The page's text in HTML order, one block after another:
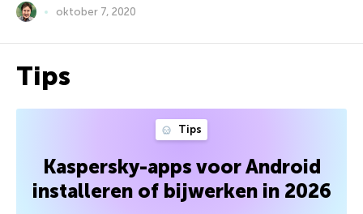
oktober 7, 2020
Tips
Tips
Kaspersky-apps voor Android
installeren of bijwerken in 2026